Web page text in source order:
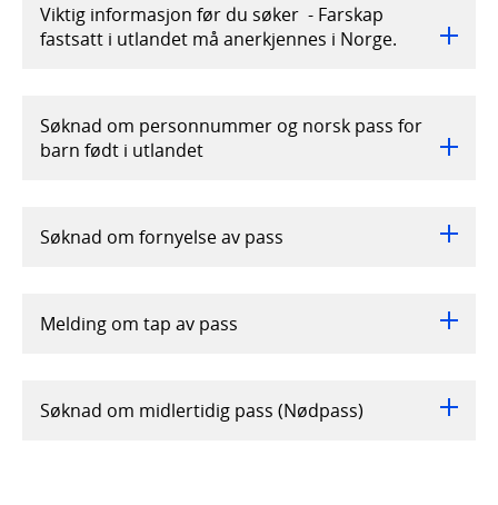
Viktig informasjon før du søker - Farskap
fastsatt i utlandet må anerkjennes i Norge.
Søknad om personnummer og norsk pass for
barn født i utlandet
Søknad om fornyelse av pass
Melding om tap av pass
Søknad om midlertidig pass (Nødpass)